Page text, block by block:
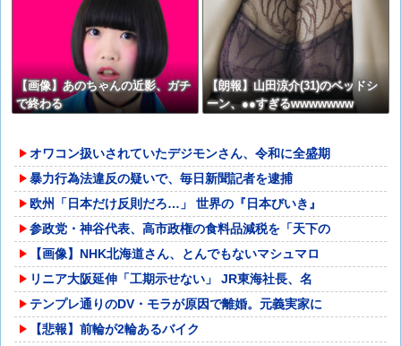
【画像】あのちゃんの近影、ガチ
で終わる
【朗報】山田涼介(31)のベッドシ
ーン、●●すぎるwwwwwww
オワコン扱いされていたデジモンさん、令和に全盛期
暴力行為法違反の疑いで、毎日新聞記者を逮捕
欧州「日本だけ反則だろ…」 世界の『日本びいき』
参政党・神谷代表、高市政権の食料品減税を「天下の
【画像】NHK北海道さん、とんでもないマシュマロ
リニア大阪延伸「工期示せない」 JR東海社長、名
テンプレ通りのDV・モラが原因で離婚。元義実家に
【悲報】前輪が2輪あるバイク